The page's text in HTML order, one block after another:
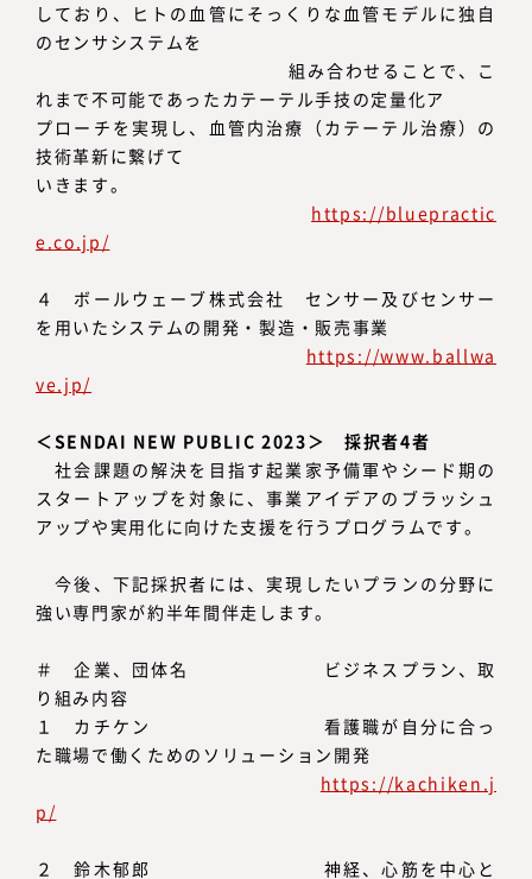
しており、ヒトの血管にそっくりな血管モデルに独自
のセンサシステムを
組み合わせることで、こ
れまで不可能であったカテーテル手技の定量化ア
プローチを実現し、血管内治療（カテーテル治療）の
技術革新に繋げて
いきます。
https://bluepractic
e.co.jp/
４ ボールウェーブ株式会社 センサー及びセンサー
を用いたシステムの開発・製造・販売事業
https://www.ballwa
ve.jp/
＜SENDAI NEW PUBLIC 2023＞ 採択者4者
社会課題の解決を目指す起業家予備軍やシード期の
スタートアップを対象に、事業アイデアのブラッシュ
アップや実用化に向けた支援を行うプログラムです。
今後、下記採択者には、実現したいプランの分野に
強い専門家が約半年間伴走します。
＃ 企業、団体名 ビジネスプラン、取
り組み内容
１ カチケン 看護職が自分に合っ
た職場で働くためのソリューション開発
https://kachiken.j
p/
２ 鈴木郁郎 神経、心筋を中心と